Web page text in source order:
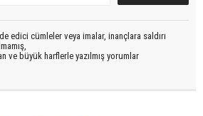
edici cümleler veya imalar, inançlara saldırı
ve büyük harflerle yazılmış yorumlar